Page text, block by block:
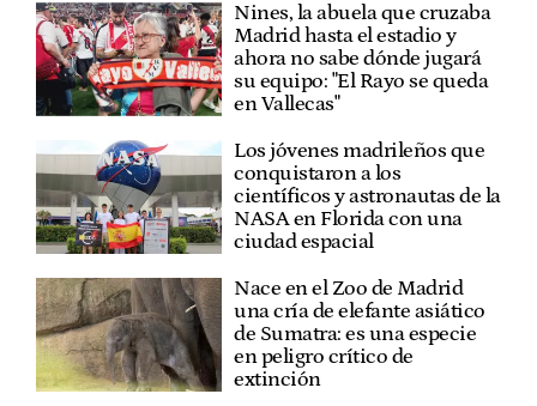
Nines, la abuela que cruzaba
Madrid hasta el estadio y
ahora no sabe dónde jugará
su equipo: "El Rayo se queda
en Vallecas"
Los jóvenes madrileños que
conquistaron a los
científicos y astronautas de la
NASA en Florida con una
ciudad espacial
Nace en el Zoo de Madrid
una cría de elefante asiático
de Sumatra: es una especie
en peligro crítico de
extinción